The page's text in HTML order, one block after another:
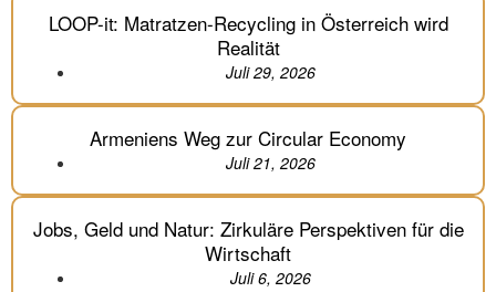
LOOP-it: Matratzen-Recycling in Österreich wird
Realität
Juli 29, 2026
Armeniens Weg zur Circular Economy
Juli 21, 2026
Jobs, Geld und Natur: Zirkuläre Perspektiven für die
Wirtschaft
Juli 6, 2026